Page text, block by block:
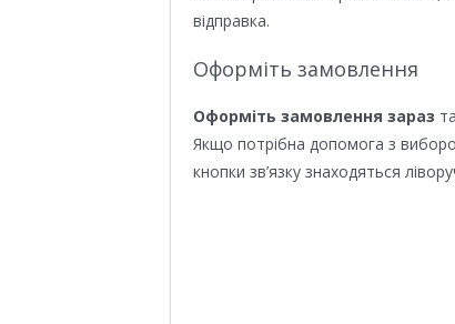
відправка.
Оформіть замовлення
Оформіть замовлення зараз
Якщо потрібна допомога з
кнопки зв’язку знаходяться